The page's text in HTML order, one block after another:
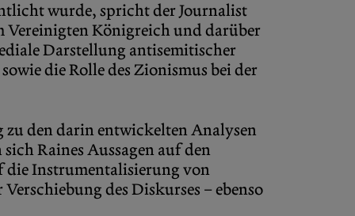
wurde, spricht der Journalist
Vereinigten Königreich und darüber
Darstellung antisemitischer
die Rolle des Zionismus bei der
zu den darin entwickelten Analysen
Raines Aussagen auf den
die Instrumentalisierung von
des Diskurses – ebenso